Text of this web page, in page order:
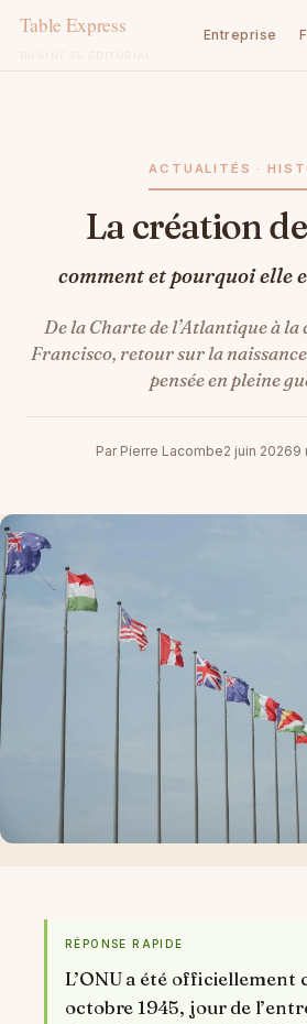
Entreprise
ACTUALITÉS ·
La création
comment et pourquoi elle
De la Charte de l’Atlantique à la
Francisco, retour sur la
pensée en pleine
Par Pierre Lacombe2 juin 20269
RÉPONSE RAPIDE
L’ONU a été officiellement
octobre 1945, jour de